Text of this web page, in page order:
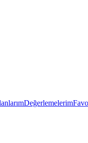
Değerlemelerim